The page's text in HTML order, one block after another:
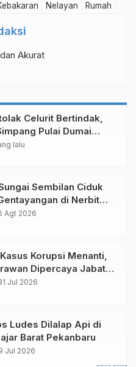
Nelayan Rumah
Akurat
Celurit Bertindak,
Pulai Dumai
Bersimbah Darah
lalu
Sembilan Ciduk
di Nerbit
Agt 2026
Korupsi Menanti,
Dipercaya Jabat
Jul 2026
Ludes Dilalap Api di
Barat Pekanbaru
Jul 2026